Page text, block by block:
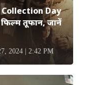
Day
तूफान, जानें
2024 | 2:42 PM